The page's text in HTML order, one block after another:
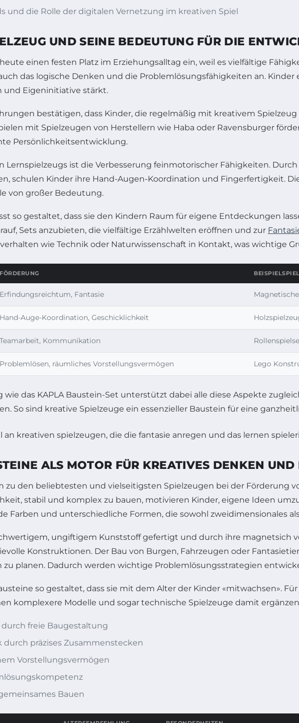
und die Rolle der digitalen Vernetzung im kreativen Spiel
UND SEINE BEDEUTUNG FÜR DIE
einen festen Platz im Erziehungsalltag ein, weil es vielfältige
das logische Denken und die Problemlösungsfähigkeiten an.
und Eigeninitiative stärkt.
bestätigen, dass Kinder, die regelmäßig mit kreativem
mit Spielzeugen von Herstellern wie Haba oder Ravensburger
Persönlichkeitsentwicklung.
Lernspielzeugs ist die Verbesserung feinmotorischer Fähigkeiten.
schulen Kinder ihre Hand-Augen-Koordination und Fingerfertigkeit.
von großer Bedeutung.
so gestaltet, dass sie den Kindern Raum für eigene Entdeckungen
Sets anzubieten, die vielfältige Erzählwelten eröffnen und zur
wie Technik oder Naturwissenschaft in Kontakt, was wichtige
FÖRDERUNG
Erfindungsreichtum, Fantasie
Hand-Auge-Koordination, Geschicklichkeit
Teamarbeit, Kommunikation
Problemlösen, räumliches Vorstellungsvermögen Lego
wie das KAPLA Baustein-Set unterstützt dabei alle diese Aspekte
So sind kreative Spielzeuge ein essenzieller Baustein für eine
ALS MOTOR FÜR KREATIVES DENKEN
zu den beliebtesten und vielseitigsten Spielzeugen bei der Förderung
stabil und komplex zu bauen, motivieren Kinder, eigene Ideen
Farben und unterschiedliche Formen, die sowohl zweidimensionales
ungiftigem Kunststoff gefertigt und durch ihre magnetsich
Konstruktionen. Der Bau von Burgen, Fahrzeugen oder
zu planen. Dadurch werden wichtige Problemlösungsstrategien
so gestaltet, dass sie mit dem Alter der Kinder «mitwachsen».
komplexere Modelle und sogar technische Spielzeuge damit
freie Baugestaltung
präzises Zusammenstecken
Vorstellungsvermögen
Bauen